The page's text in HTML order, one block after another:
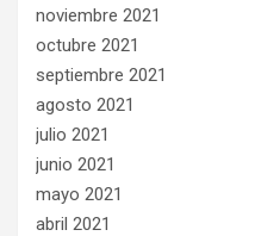
noviembre 2021
octubre 2021
septiembre 2021
agosto 2021
julio 2021
junio 2021
mayo 2021
abril 2021